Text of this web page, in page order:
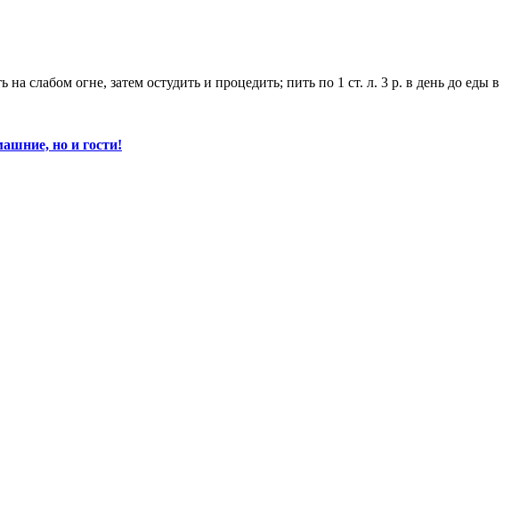
слабом огне, затем остудить и процедить; пить по 1 ст. л. 3 р. в день до еды в
но и гости!